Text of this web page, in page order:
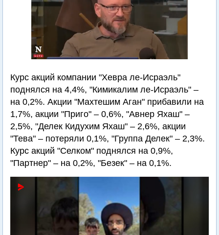
Курс акций компании "Хевра ле-Исраэль"
поднялся на 4,4%, "Кимикалим ле-Исраэль" –
на 0,2%. Акции "Махтешим Аган" прибавили на
1,7%, акции "Приго" – 0,6%, "Авнер Яхаш" –
2,5%, "Делек Кидухим Яхаш" – 2,6%, акции
"Тева" – потеряли 0,1%, "Группа Делек" – 2,3%.
Курс акций "Селком" поднялся на 0,9%,
"Партнер" – на 0,2%, "Безек" – на 0,1%.